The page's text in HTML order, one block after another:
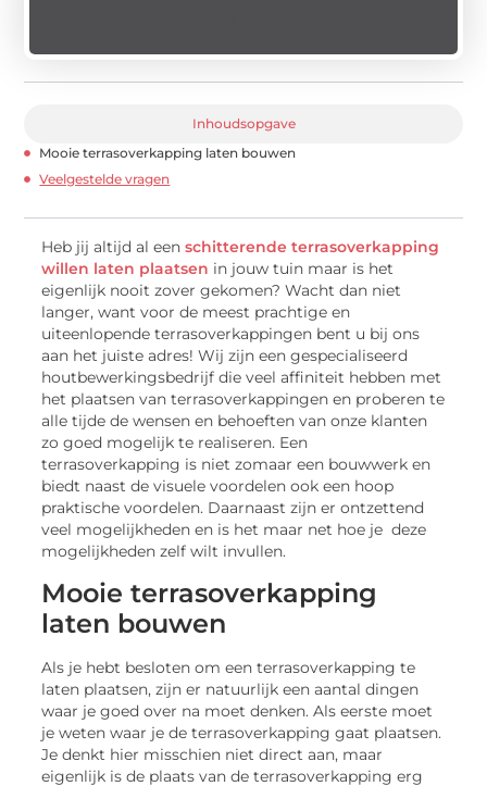
Inhoudsopgave
Mooie terrasoverkapping laten bouwen
Veelgestelde vragen
Heb jij altijd al eenschitterende terrasoverkapping
willen laten plaatsen in jouw tuin maar is het
eigenlijk nooit zover gekomen? Wacht dan niet
langer, want voor de meest prachtige en
uiteenlopende terrasoverkappingen bent u bij ons
aan het juiste adres! Wij zijn een gespecialiseerd
houtbewerkingsbedrijf die veel affiniteit hebben met
het plaatsen van terrasoverkappingen en proberen te
alle tijde de wensen en behoeften van onze klanten
zo goed mogelijk te realiseren. Een
terrasoverkapping is niet zomaar een bouwwerk en
biedt naast de visuele voordelen ook een hoop
praktische voordelen. Daarnaast zijn er ontzettend
veel mogelijkheden en is het maar net hoe je deze
mogelijkheden zelf wilt invullen.
Mooie terrasoverkapping
laten bouwen
Als je hebt besloten om een terrasoverkapping te
laten plaatsen, zijn er natuurlijk een aantal dingen
waar je goed over na moet denken. Als eerste moet
je weten waar je de terrasoverkapping gaat plaatsen.
Je denkt hier misschien niet direct aan, maar
eigenlijk is de plaats van de terrasoverkapping erg